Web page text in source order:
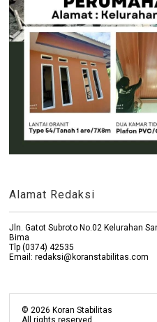
Alamat Redaksi
Jln. Gatot Subroto No.02 Kelurahan
Bima
Tlp (0374) 42535
Email: redaksi@koranstabilitas.com
©2026 Koran Stabilitas